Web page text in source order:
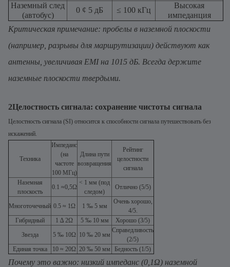
Наземный след
(автобус)
0 ¢ 5 дБ ≤ 100 кГц
Высокая
импеданция
Критическая примечание: пробелы в наземной плоскости
(например, разрывы для маршрутизации) действуют как
антенны, увеличивая EMI на 1015 дБ. Всегда держите
наземные плоскости твердыми.
2Целостность сигнала: сохранение чистоты сигнала
Целостность сигнала (SI) относится к способности сигнала путешествовать без
искажений.
Техника
Импеданс
(на
частоте
100 МГц)
Длина пути
возвращения
Рейтинг
целостности
сигнала
Наземная
плоскость
0.1 ≈0,5Ω
< 1 мм (под
следом)
Отлично (5/5)
Многоточечный 0.5 ≈ 1Ω 1 ‰ 5 мм
Очень хорошо,
4/5.
Гибридный
1 ∆ 2Ω 5 ‰ 10 мм
Хорошо (3/5)
Звезда
5 ‰ 10Ω 10 ‰ 20 мм
Справедливость
(2/5)
Единая точка
10 ≈ 20Ω 20 ‰ 50 мм Бедность (1/5)
Почему это важно: низкий импеданс (0,1Ω) наземной